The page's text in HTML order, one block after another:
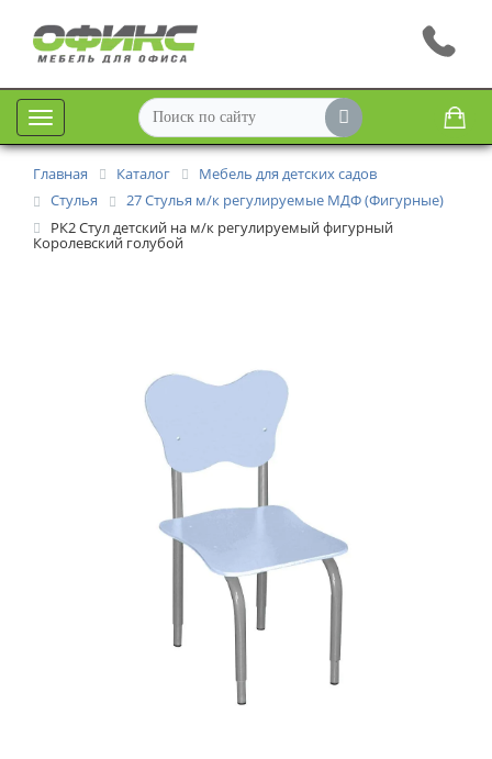
Меню
Главная Каталог
Мебель для детских садов
Стулья
27 Стулья м/к регулируемые МДФ (Фигурные)
РК2 Стул детский на м/к регулируемый фигурный
Королевский голубой